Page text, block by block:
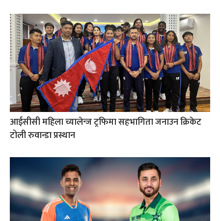
आईसीसी महिला च्यालेन्ज ट्रफिमा सहभागिता जनाउन क्रिकेट
टोली रुवान्डा प्रस्थान